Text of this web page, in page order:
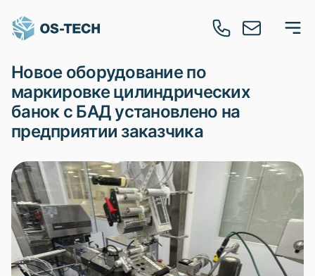
Новое оборудование по
маркировке цилиндрических
банок с БАД установлено на
предприятии заказчика